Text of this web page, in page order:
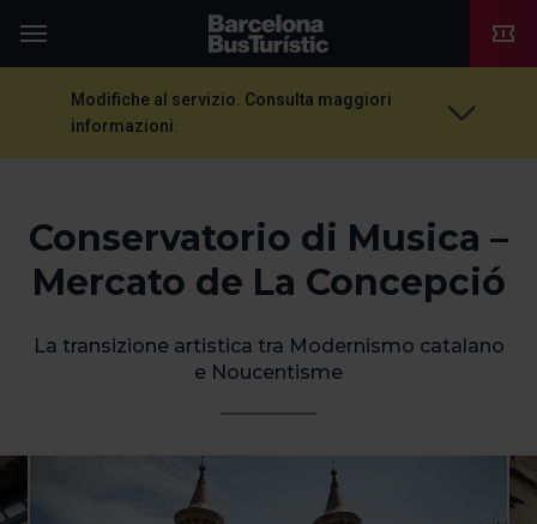
TMB-OCI
Modifiche al servizio. Consulta maggiori
informazioni.
Conservatorio di Musica –
Mercato de La Concepció
La transizione artistica tra Modernismo catalano
e Noucentisme